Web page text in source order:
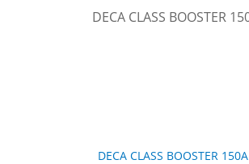
DECA CLASS BOOSTER 150A